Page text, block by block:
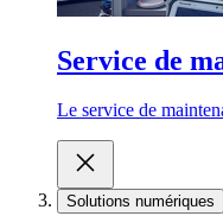
Service de
Le service de
Solutions numériques